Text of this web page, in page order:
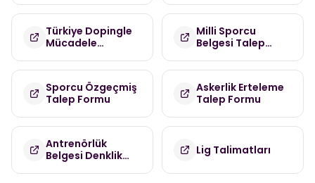
Türkiye Dopingle
Mücadele
(TDMK)
Milli Sporcu
Belgesi Talep
Sporcu Özgeçmiş
Talep Formu
Askerlik Erteleme
Talep Formu
Antrenörlük
Belgesi Denklik
Lig Talimatları